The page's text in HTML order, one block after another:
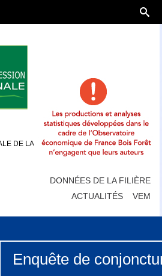
DE LA
DONNÉES DE LA FILIÈRE
ACTUALITÉS
VEM
Enquête de